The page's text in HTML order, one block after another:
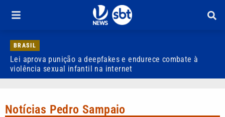
BRASIL
Lei aprova punição a deepfakes e endurece combate à
violência sexual infantil na internet
Notícias Pedro Sampaio